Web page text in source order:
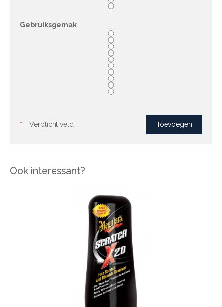
Gebruiksgemak
* = Verplicht veld
Ook interessant?